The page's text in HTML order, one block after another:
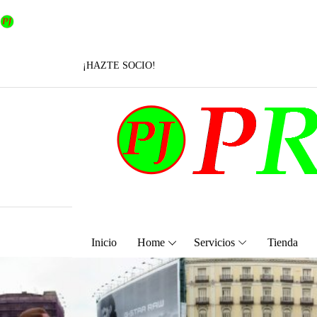
INFO@PROJUSTICIA.ES
Inicio Home Servicios Tienda